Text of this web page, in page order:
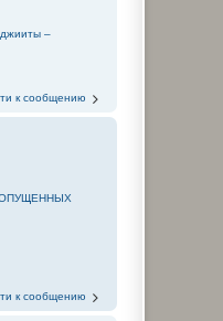
–
к сообщению
к сообщению